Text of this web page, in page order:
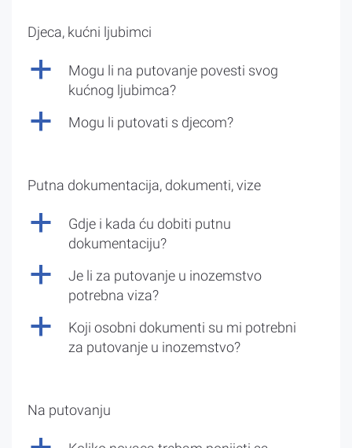
Djeca, kućni ljubimci
a
Mogu li na putovanje povesti svog
kućnog ljubimca?
a Mogu li putovati s djecom?
Putna dokumentacija, dokumenti, vize
a
Gdje i kada ću dobiti putnu
dokumentaciju?
a
Je li za putovanje u inozemstvo
potrebna viza?
a
Koji osobni dokumenti su mi potrebni
za putovanje u inozemstvo?
Na putovanju